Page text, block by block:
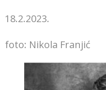
18.2.2023.
foto: Nikola Franjić